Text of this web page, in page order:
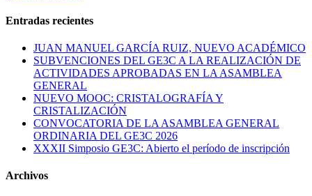
Entradas recientes
JUAN MANUEL GARCÍA RUIZ, NUEVO ACADÉMICO
SUBVENCIONES DEL GE3C A LA REALIZACIÓN DE
ACTIVIDADES APROBADAS EN LA ASAMBLEA
GENERAL
NUEVO MOOC: CRISTALOGRAFÍA Y
CRISTALIZACIÓN
CONVOCATORIA DE LA ASAMBLEA GENERAL
ORDINARIA DEL GE3C 2026
XXXII Simposio GE3C: Abierto el período de inscripción
Archivos